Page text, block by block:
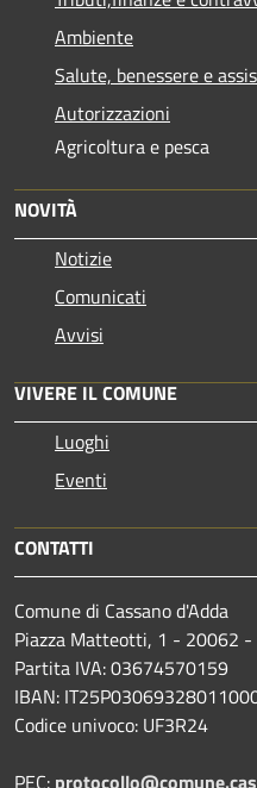
Ambiente
Salute, benessere e
Autorizzazioni
Agricoltura e pesca
NOVITÀ
Notizie
Comunicati
Avvisi
VIVERE IL COMUNE
Luoghi
Eventi
CONTATTI
Comune di Cassano d'Adda
Piazza Matteotti, 1 - 20062 -
Partita IVA: 03674570159
IBAN:
Codice univoco: UF3R24
PEC: